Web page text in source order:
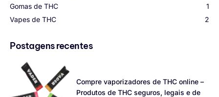
Gomas de THC
1
Vapes de THC
2
Postagens recentes
Compre vaporizadores de THC online –
Produtos de THC seguros, legais e de